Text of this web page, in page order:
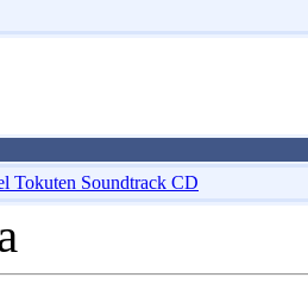
Tokuten Soundtrack CD